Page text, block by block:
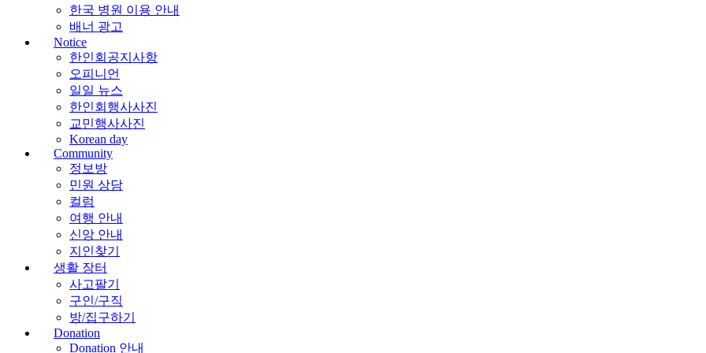
한국 병원 이용 안내
배너 광고
Notice
한인회공지사항
오피니언
일일 뉴스
한인회행사사진
교민행사사진
Korean day
Community
정보방
민원 상담
컬럼
여행 안내
신앙 안내
지인찾기
생활 장터
사고팔기
구인/구직
방/집구하기
Donation
Donation 안내